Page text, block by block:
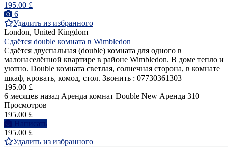
195.00 £
6
Удалить из избранного
London, United Kingdom
Сдаётся double комната в Wimbledon
Сдаётся двуспальная (double) комнатa для одного в
малонаселённой квартире в районе Wimbledon. В доме тепло и
уютно. Double комната светлая, солнечная сторона, в комнате
шкаф, кровать, комод, стол. Звонить : 07730361303
195.00 £
6 месяцев назад Аренда комнат Double New Аренда 310
Просмотров
195.00 £
Написать
195.00 £
Удалить из избранного